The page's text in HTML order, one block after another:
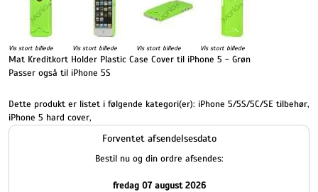
Vis stort billede Vis stort billede Vis stort billede Vis stort billede
Mat Kreditkort Holder Plastic Case Cover til iPhone 5 - Grøn
Passer også til iPhone 5S
Dette produkt er listet i følgende kategori(er): iPhone 5/5S/5C/SE tilbehør,
iPhone 5 hard cover,
Forventet afsendelsesdato
Bestil nu og din ordre afsendes:
fredag 07 august 2026